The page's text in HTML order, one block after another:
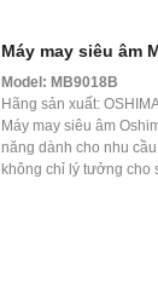
Máy may siêu âm
Model: MB9018B
Hãng sản xuất:
Máy may siêu âm
năng dành cho nhu
không chỉ lý tưởng cho